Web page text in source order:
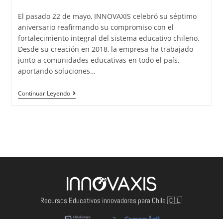
El pasado 22 de mayo, INNOVAXIS celebró su séptimo
aniversario reafirmando su compromiso con el
fortalecimiento integral del sistema educativo chileno.
Desde su creación en 2018, la empresa ha trabajado
junto a comunidades educativas en todo el país,
aportando soluciones…
Continuar Leyendo
Recursos Educativos innovadores para Chile 🇨🇱